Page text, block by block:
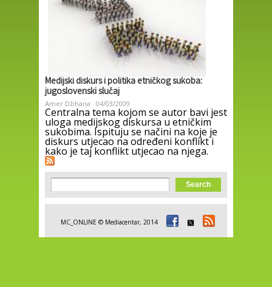
Medijski diskurs i politika etničkog sukoba:
jugoslovenski slučaj
Amer Džihana 04/03/2009
Centralna tema kojom se autor bavi jest
uloga medijskog diskursa u etničkim
sukobima. Ispituju se načini na koje je
diskurs utjecao na određeni konflikt i
kako je taj konflikt utjecao na njega.
Search form
Search
MC_ONLINE © Mediacentar, 2014